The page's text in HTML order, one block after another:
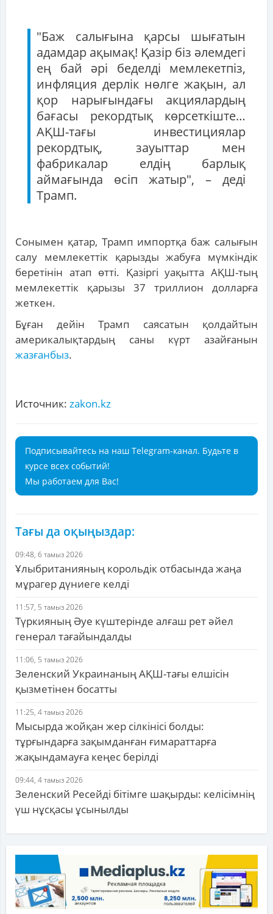
"Баж салығына қарсы шығатын
адамдар ақымақ! Қазір біз әлемдегі
ең бай әрі беделді мемлекетпіз,
инфляция дерлік нөлге жақын, ал
қор нарығындағы акциялардың
бағасы рекордтық көрсеткіште…
АҚШ-тағы инвестициялар
рекордтық, зауыттар мен
фабрикалар елдің барлық
аймағында өсіп жатыр", – деді
Трамп.
Сонымен қатар, Трамп импортқа баж салығын
салу мемлекеттік қарызды жабуға мүмкіндік
беретінін атап өтті. Қазіргі уақытта АҚШ-тың
мемлекеттік қарызы 37 триллион долларға
жеткен.
Бұған дейін Трамп саясатын қолдайтын
америкалықтардың саны күрт азайғанын
жазғанбыз.
Источник: zakon.kz
Подписывайтесь на наш Telegram-канал. Будьте в
курсе всех событий!
Мы работаем для Вас!
Тағы да оқыңыздар:
09:48, 6 тамыз 2026
Ұлыбританияның корольдік отбасында жаңа
мұрагер дүниеге келді
11:57, 5 тамыз 2026
Түркияның Әуе күштерінде алғаш рет әйел
генерал тағайындалды
11:06, 5 тамыз 2026
Зеленский Украинаның АҚШ-тағы елшісін
қызметінен босатты
11:25, 4 тамыз 2026
Мысырда жойқан жер сілкінісі болды:
тұрғындарға зақымданған ғимараттарға
жақындамауға кеңес берілді
09:44, 4 тамыз 2026
Зеленский Ресейді бітімге шақырды: келісімнің
үш нұсқасы ұсынылды